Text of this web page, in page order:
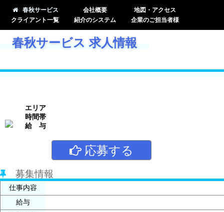
春秋サービス 会社概要
地図・アクセス
クライアント一覧
紹介のシステム 企業のご担当者様
春秋サービス 求人情報
エリア
時間帯
給 与
応募する
募集情報
仕事内容
給与